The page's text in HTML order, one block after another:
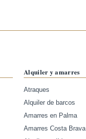
Alquiler y amarres
Atraques
Alquiler de barcos
Amarres en Palma
Amarres Costa Brava